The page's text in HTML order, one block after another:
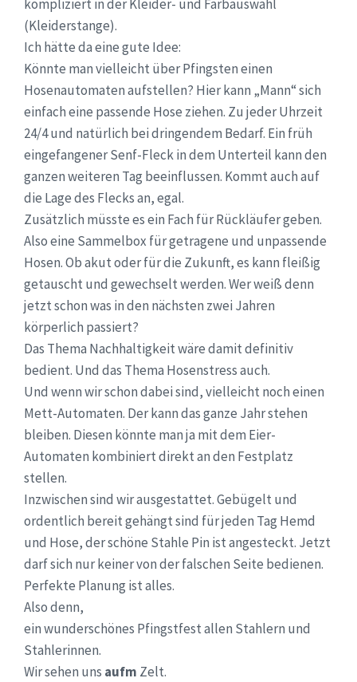
kompliziert in der Kleider- und Farbauswahl
(Kleiderstange).
Ich hätte da eine gute Idee:
Könnte man vielleicht über Pfingsten einen
Hosenautomaten aufstellen? Hier kann „Mann“ sich
einfach eine passende Hose ziehen. Zu jeder Uhrzeit
24/4 und natürlich bei dringendem Bedarf. Ein früh
eingefangener Senf-Fleck in dem Unterteil kann den
ganzen weiteren Tag beeinflussen. Kommt auch auf
die Lage des Flecks an, egal.
Zusätzlich müsste es ein Fach für Rückläufer geben.
Also eine Sammelbox für getragene und unpassende
Hosen. Ob akut oder für die Zukunft, es kann fleißig
getauscht und gewechselt werden. Wer weiß denn
jetzt schon was in den nächsten zwei Jahren
körperlich passiert?
Das Thema Nachhaltigkeit wäre damit definitiv
bedient. Und das Thema Hosenstress auch.
Und wenn wir schon dabei sind, vielleicht noch einen
Mett-Automaten. Der kann das ganze Jahr stehen
bleiben. Diesen könnte man ja mit dem Eier-
Automaten kombiniert direkt an den Festplatz
stellen.
Inzwischen sind wir ausgestattet. Gebügelt und
ordentlich bereit gehängt sind für jeden Tag Hemd
und Hose, der schöne Stahle Pin ist angesteckt. Jetzt
darf sich nur keiner von der falschen Seite bedienen.
Perfekte Planung ist alles.
Also denn,
ein wunderschönes Pfingstfest allen Stahlern und
Stahlerinnen.
Wir sehen uns aufm Zelt.